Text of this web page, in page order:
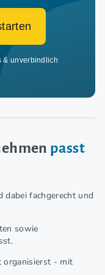
& unverbindlich
passt
dabei fachgerecht und
sowie
organisierst - mit